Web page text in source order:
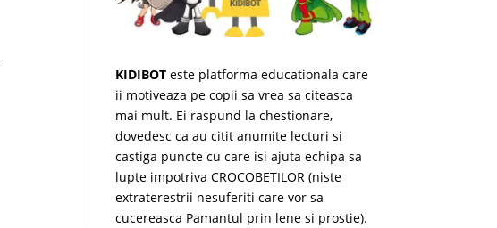
KIDIBOT este platforma educationala care
ii motiveaza pe copii sa vrea sa citeasca
mai mult. Ei raspund la chestionare,
dovedesc ca au citit anumite lecturi si
castiga puncte cu care isi ajuta echipa sa
lupte impotriva CROCOBETILOR (niste
extraterestrii nesuferiti care vor sa
cucereasca Pamantul prin lene si prostie).